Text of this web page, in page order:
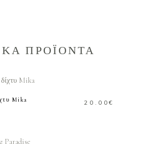
ΠΡΟΪΟΝΤΑ
Mika 20.00€